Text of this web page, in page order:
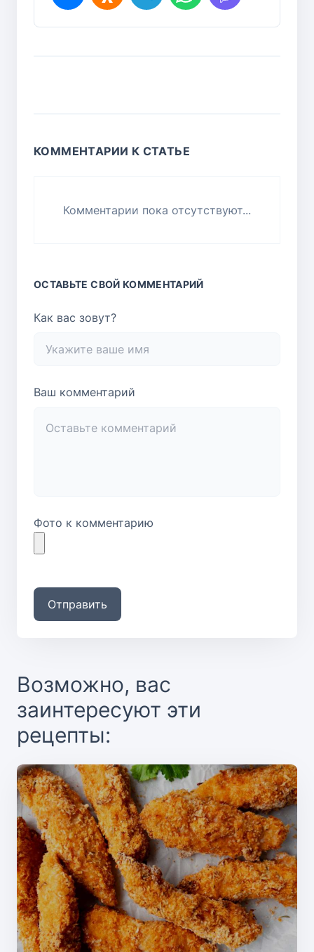
КОММЕНТАРИИ К СТАТЬЕ
Комментарии пока отсутствуют...
ОСТАВЬТЕ СВОЙ КОММЕНТАРИЙ
Как вас зовут?
Ваш комментарий
Фото к комментарию
Отправить
Возможно, вас
заинтересуют эти
рецепты: